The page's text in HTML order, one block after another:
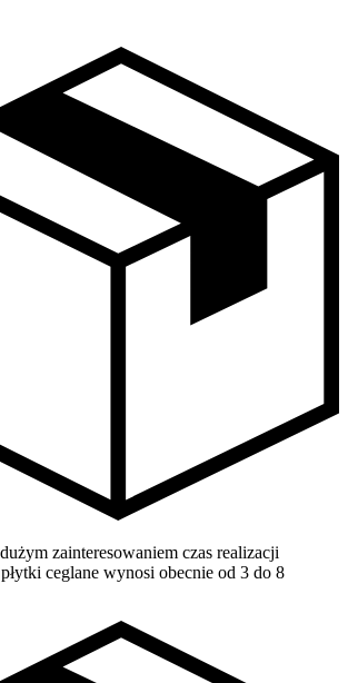
zainteresowaniem czas realizacji
ceglane wynosi obecnie od 3 do 8